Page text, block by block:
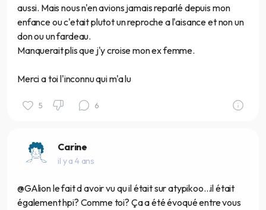
aussi. Mais nous n'en avions jamais reparlé depuis mon
enfance ou c'etait plutot un reproche a l'aisance et non un
don ou un fardeau.
Manquerait plis que j'y croise mon ex femme.
Merci a toi l'inconnu qui m'a lu
5 6
Carine
il y a 4 ans
@GAlion le fait d avoir vu qu il était sur atypikoo...il était
également hpi? Comme toi? Ça a été évoqué entre vous